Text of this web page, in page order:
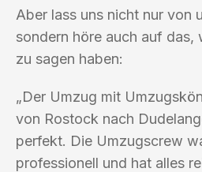
Aber lass uns nicht nur von
sondern höre auch auf das,
zu sagen haben:
„Der Umzug mit
von Rostock nach
perfekt. Die Umzugscrew
professionell und hat alles